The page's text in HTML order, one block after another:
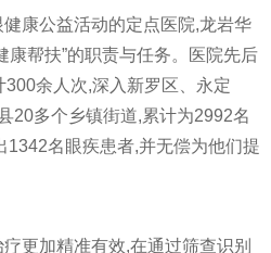
健康公益活动的定点医院,龙岩华
康帮扶”的职责与任务。医院先后
余人次,深入新罗区、永定
20多个乡镇街道,累计为2992名
1342名眼疾患者,并无偿为他们提
更加精准有效,在通过筛查识别